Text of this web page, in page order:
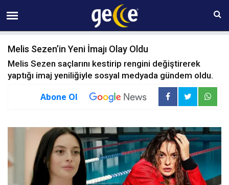
08 AĞUSTOS Cumartesi 20:26
Melis Sezen’in Yeni İmajı Olay Oldu
Melis Sezen saçlarını kestirip rengini değiştirerek
yaptığı imaj yeniliğiyle sosyal medyada gündem oldu.
Abone Ol